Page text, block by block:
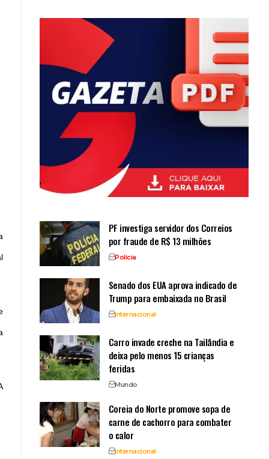
PF investiga servidor dos Correios
por fraude de R$ 13 milhões
Polícia
Senado dos EUA aprova indicado de
Trump para embaixada no Brasil
Internacional
Carro invade creche na Tailândia e
deixa pelo menos 15 crianças
feridas
Mundo
Coreia do Norte promove sopa de
carne de cachorro para combater
o calor
Internacional